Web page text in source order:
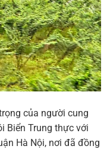
của người cung
Biển Trung thực với
Hà Nội, nơi đã đồng